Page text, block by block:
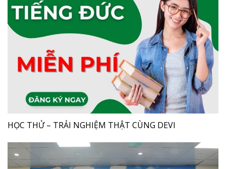
HỌC THỬ – TRẢI NGHIỆM THẬT CÙNG DEVI